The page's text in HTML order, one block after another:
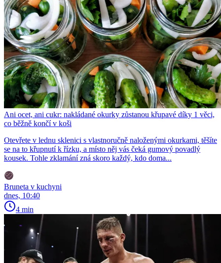
Ani ocet, ani cukr: nakládané okurky zůstanou křupavé díky 1 věci,
co běžně končí v koši
Otevřete v lednu sklenici s vlastnoručně naloženými okurkami, těšíte
se na to křupnutí k řízku, a místo něj vás čeká gumový povadlý
kousek. Tohle zklamání zná skoro každý, kdo doma...
Bruneta v kuchyni
dnes, 10:40
4 min